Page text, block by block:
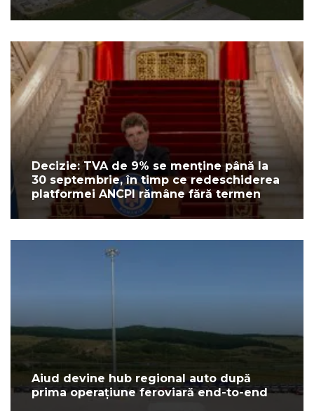
Decizie: TVA de 9% se menține până la
30 septembrie, în timp ce redeschiderea
platformei ANCPI rămâne fără termen
Aiud devine hub regional auto după
prima operațiune feroviară end-to-end